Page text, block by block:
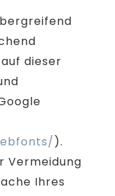
dieser
).
Vermeidung
Ihres